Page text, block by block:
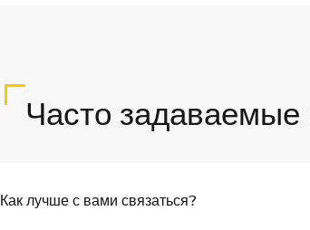
Часто задаваемые
Как лучше с вами связаться?